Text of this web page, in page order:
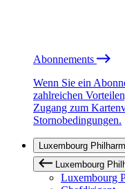
Abonnements
Wenn Sie ein
zahlreichen
Zugang zum
Stornobedingungen.
Luxembourg
Luxembourg
Luxembourg